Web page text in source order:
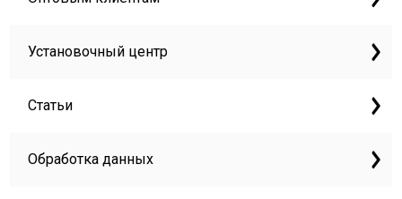
Установочный центр
Статьи
Обработка данных